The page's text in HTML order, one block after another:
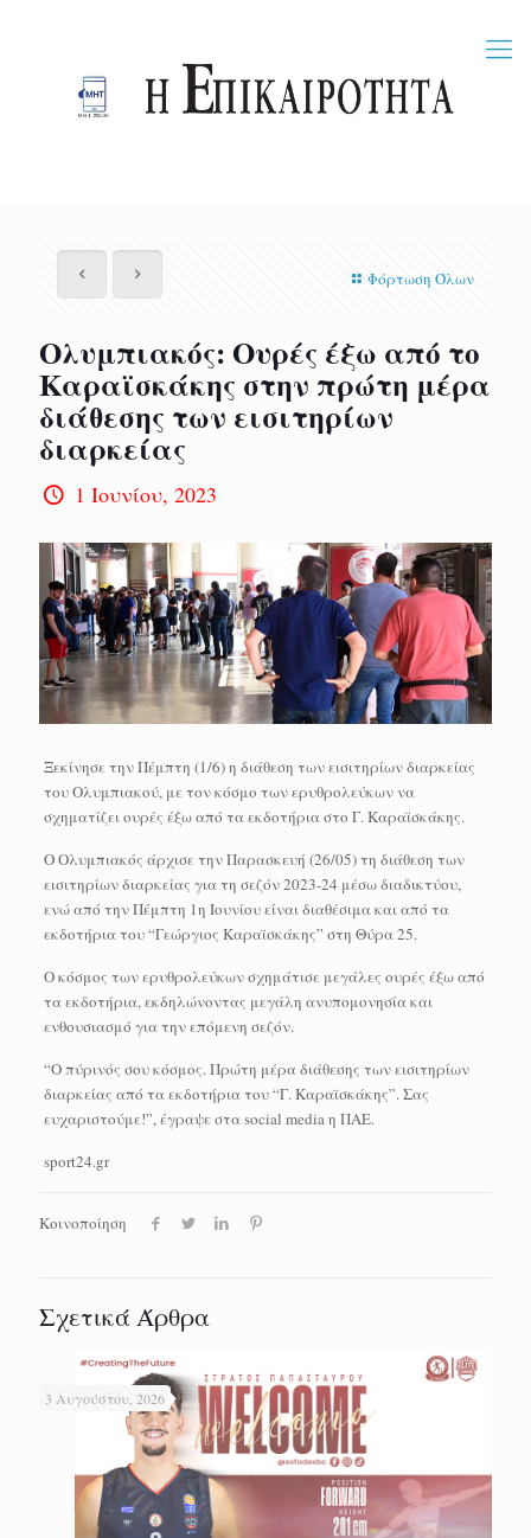
Φόρτωση Όλων
Ολυμπιακός: Ουρές έξω από το
Καραϊσκάκης στην πρώτη μέρα
διάθεσης των εισιτηρίων
διαρκείας
1 Ιουνίου, 2023
Ξεκίνησε την Πέμπτη (1/6) η διάθεση των εισιτηρίων διαρκείας
του Ολυμπιακού, με τον κόσμο των ερυθρολεύκων να
σχηματίζει ουρές έξω από τα εκδοτήρια στο Γ. Καραϊσκάκης.
Ο Ολυμπιακός άρχισε την Παρασκευή (26/05) τη διάθεση των
εισιτηρίων διαρκείας για τη σεζόν 2023-24 μέσω διαδικτύου,
ενώ από την Πέμπτη 1η Ιουνίου είναι διαθέσιμα και από τα
εκδοτήρια του “Γεώργιος Καραϊσκάκης” στη Θύρα 25.
Ο κόσμος των ερυθρολεύκων σχημάτισε μεγάλες ουρές έξω από
τα εκδοτήρια, εκδηλώνοντας μεγάλη ανυπομονησία και
ενθουσιασμό για την επόμενη σεζόν.
“Ο πύρινός σου κόσμος. Πρώτη μέρα διάθεσης των εισιτηρίων
διαρκείας από τα εκδοτήρια του “Γ. Καραϊσκάκης”. Σας
ευχαριστούμε!”, έγραψε στα social media η ΠΑΕ.
sport24.gr
Κοινοποίηση
Σχετικά Άρθρα
3 Αυγούστου, 2026